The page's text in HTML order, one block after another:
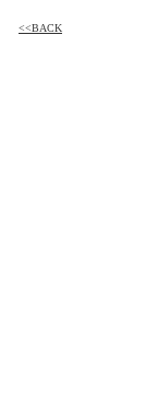
<<BACK